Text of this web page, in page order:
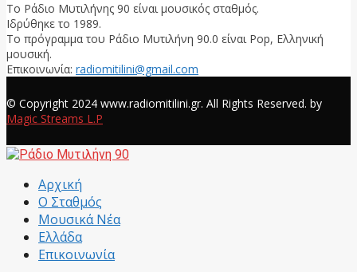
Το Ράδιο Μυτιλήνης 90 είναι μουσικός σταθμός.
Ιδρύθηκε το 1989.
Το πρόγραμμα του Ράδιο Μυτιλήνη 90.0 είναι Pop, Ελληνική
μουσική.
Επικοινωνία: radiomitilini@gmail.com
© Copyright 2024 www.radiomitilini.gr. All Rights Reserved. by
Magic Streams L.P
Αρχική
Ο Σταθμός
Μουσικά Νέα
Ελλάδα
Επικοινωνία